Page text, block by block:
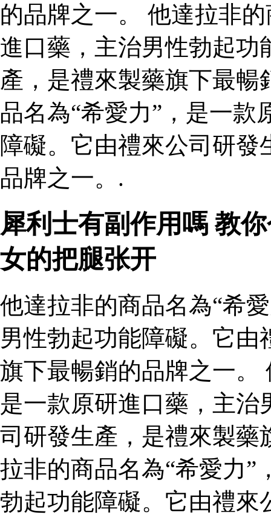
的品牌之一。 他達拉非
進口藥，主治男性勃起功
產，是禮來製藥旗下最
品名為“希愛力”，是一
障礙。它由禮來公司研
品牌之一。.
犀利士有副作用嗎 教
女的把腿张开
他達拉非的商品名為“希
男性勃起功能障礙。它
旗下最暢銷的品牌之一。
是一款原研進口藥，主
司研發生產，是禮來製藥
拉非的商品名為“希愛力”
勃起功能障礙。它由禮來